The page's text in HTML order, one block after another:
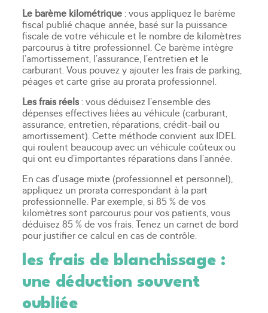
Le barème kilométrique: vous appliquez le barème
fiscal publié chaque année, basé sur la puissance
fiscale de votre véhicule et le nombre de kilomètres
parcourus à titre professionnel. Ce barème intègre
l’amortissement, l’assurance, l’entretien et le
carburant. Vous pouvez y ajouter les frais de parking,
péages et carte grise au prorata professionnel.
Les frais réels: vous déduisez l’ensemble des
dépenses effectives liées au véhicule (carburant,
assurance, entretien, réparations, crédit-bail ou
amortissement). Cette méthode convient aux IDEL
qui roulent beaucoup avec un véhicule coûteux ou
qui ont eu d’importantes réparations dans l’année.
En cas d’usage mixte (professionnel et personnel),
appliquez un prorata correspondant à la part
professionnelle. Par exemple, si 85 % de vos
kilomètres sont parcourus pour vos patients, vous
déduisez 85 % de vos frais. Tenez un carnet de bord
pour justifier ce calcul en cas de contrôle.
les frais de blanchissage :
une déduction souvent
oubliée